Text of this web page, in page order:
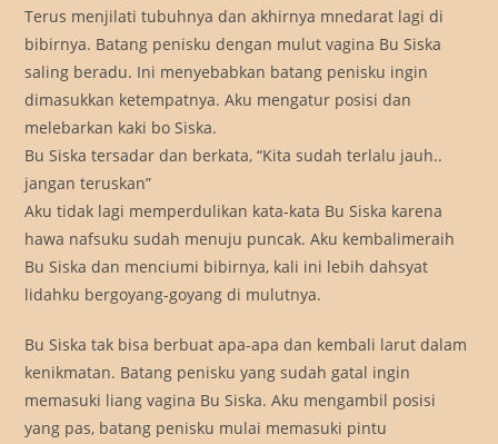
Terus menjilati tubuhnya dan akhirnya mnedarat lagi di
bibirnya. Batang penisku dengan mulut vagina Bu Siska
saling beradu. Ini menyebabkan batang penisku ingin
dimasukkan ketempatnya. Aku mengatur posisi dan
melebarkan kaki bo Siska.
Bu Siska tersadar dan berkata, “Kita sudah terlalu jauh..
jangan teruskan”
Aku tidak lagi memperdulikan kata-kata Bu Siska karena
hawa nafsuku sudah menuju puncak. Aku kembalimeraih
Bu Siska dan menciumi bibirnya, kali ini lebih dahsyat
lidahku bergoyang-goyang di mulutnya.
Bu Siska tak bisa berbuat apa-apa dan kembali larut dalam
kenikmatan. Batang penisku yang sudah gatal ingin
memasuki liang vagina Bu Siska. Aku mengambil posisi
yang pas, batang penisku mulai memasuki pintu